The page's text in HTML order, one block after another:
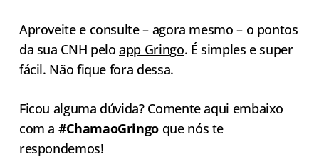
Aproveite e consulte – agora mesmo – o pontos
da sua CNH peloapp Gringo. É simples e super
fácil. Não fique fora dessa.
Ficou alguma dúvida? Comente aqui embaixo
com a #ChamaoGringo que nós te
respondemos!